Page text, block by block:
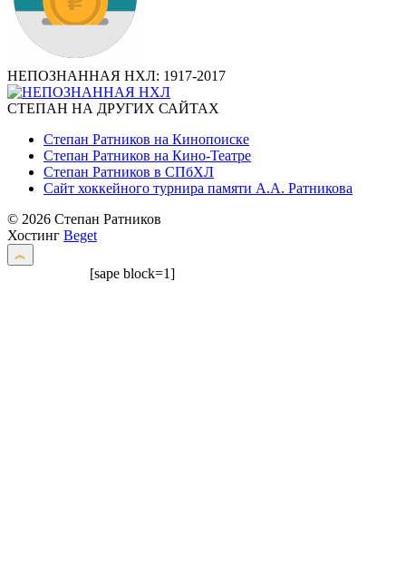
НЕПОЗНАННАЯ НХЛ: 1917-2017
СТЕПАН НА ДРУГИХ САЙТАХ
Степан Ратников на Кинопоиске
Степан Ратников на Кино-Театре
Степан Ратников в СПбХЛ
Сайт хоккейного турнира памяти А.А. Ратникова
© 2026 Степан Ратников
Хостинг Beget
[sape block=1]